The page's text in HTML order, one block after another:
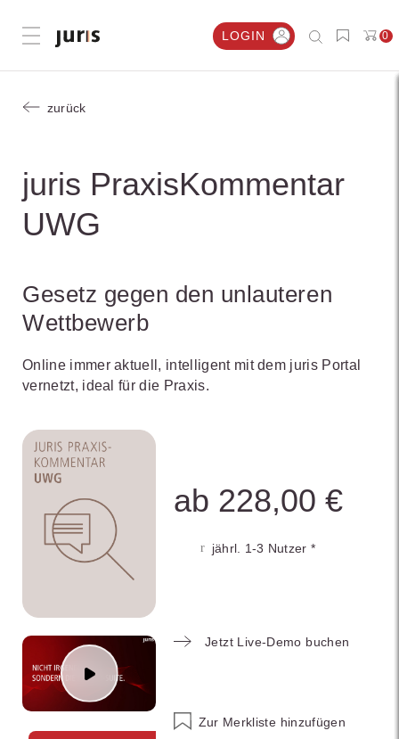
Menü öffnen LOGIN 0
zurück
juris PraxisKommentar
UWG
Gesetz gegen den unlauteren
Wettbewerb
Online immer aktuell, intelligent mit dem juris Portal
vernetzt, ideal für die Praxis.
ab 228,00 €
jährl. 1-3 Nutzer *
Zur Merkliste hinzufügen
Jetzt Live-Demo buchen